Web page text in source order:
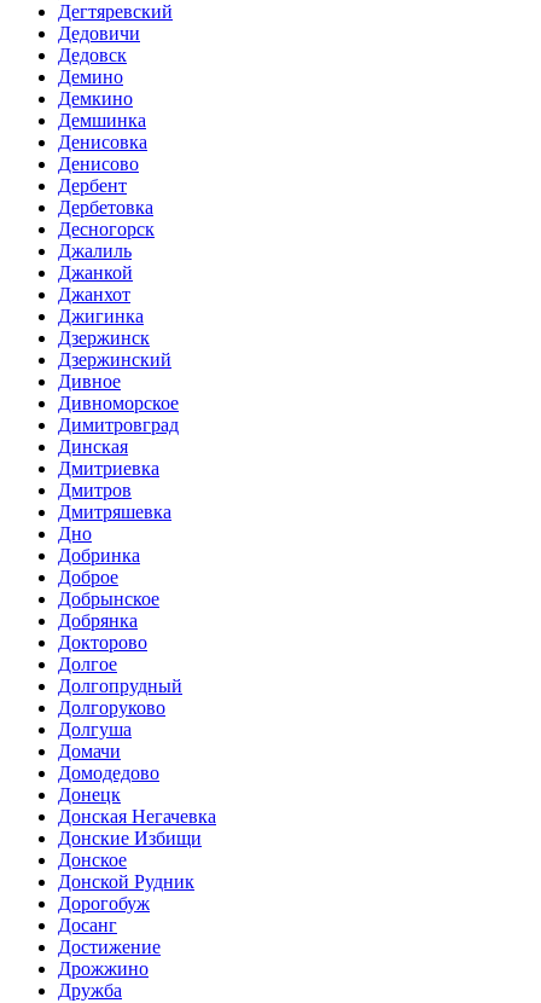
Дегтяревский
Дедовичи
Дедовск
Демино
Демкино
Демшинка
Денисовка
Денисово
Дербент
Дербетовка
Десногорск
Джалиль
Джанкой
Джанхот
Джигинка
Дзержинск
Дзержинский
Дивное
Дивноморское
Димитровград
Динская
Дмитриевка
Дмитров
Дмитряшевка
Дно
Добринка
Доброе
Добрынское
Добрянка
Докторово
Долгое
Долгопрудный
Долгоруково
Долгуша
Домачи
Домодедово
Донецк
Донская Негачевка
Донские Избищи
Донское
Донской Рудник
Дорогобуж
Досанг
Достижение
Дрожжино
Дружба